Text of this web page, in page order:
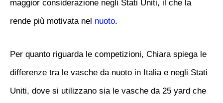
maggior considerazione negli Stati Uniti, il che la
rende più motivata nel nuoto.
Per quanto riguarda le competizioni, Chiara spiega le
differenze tra le vasche da nuoto in Italia e negli Stati
Uniti, dove si utilizzano sia le vasche da 25 yard che